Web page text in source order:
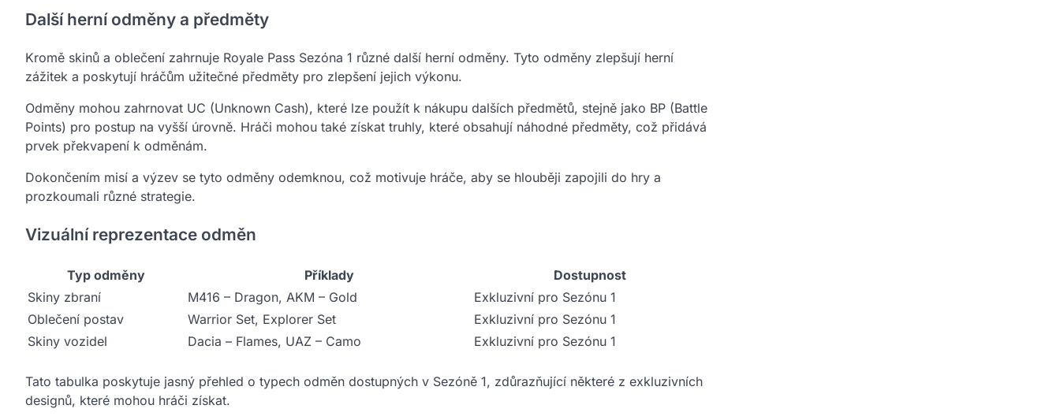
Další herní odměny a předměty
Kromě skinů a oblečení zahrnuje Royale Pass Sezóna 1 různé další herní odměny. Tyto odměny zlepšují herní
zážitek a poskytují hráčům užitečné předměty pro zlepšení jejich výkonu.
Odměny mohou zahrnovat UC (Unknown Cash), které lze použít k nákupu dalších předmětů, stejně jako BP (Battle
Points) pro postup na vyšší úrovně. Hráči mohou také získat truhly, které obsahují náhodné předměty, což přidává
prvek překvapení k odměnám.
Dokončením misí a výzev se tyto odměny odemknou, což motivuje hráče, aby se hlouběji zapojili do hry a
prozkoumali různé strategie.
Vizuální reprezentace odměn
Typ odměny Příklady
Dostupnost
Skiny zbraní
M416 – Dragon, AKM – Gold
Exkluzivní pro Sezónu 1
Oblečení postav
Warrior Set, Explorer Set
Exkluzivní pro Sezónu 1
Skiny vozidel
Dacia – Flames, UAZ – Camo Exkluzivní pro Sezónu 1
Tato tabulka poskytuje jasný přehled o typech odměn dostupných v Sezóně 1, zdůrazňující některé z exkluzivních
designů, které mohou hráči získat.